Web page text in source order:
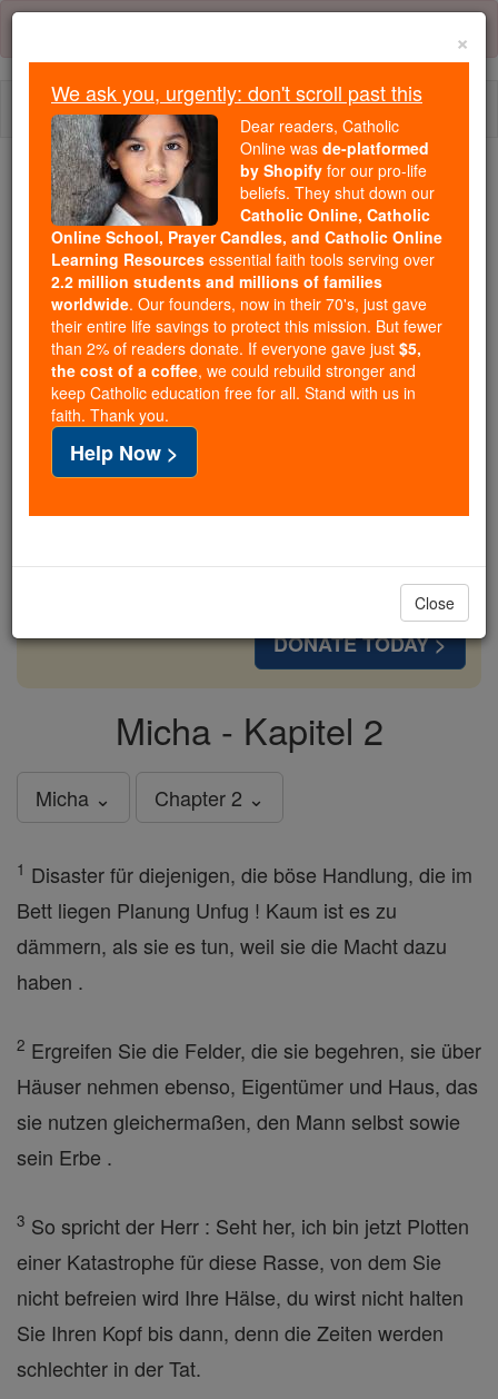
Skip
content
Because of You, 2.2 Million
Students Are Being Formed in the
Faith
Because of generous supporters like you,
Catholic Online School has already delivered
free, faithful Catholic education to over 2.2
million students across 193 countries. In an age
of noise and algorithms, you are helping form
souls with truth, prayer, Scripture, and Christ.
If everyone who reads this gave just $5 — the
free for all. Be Courageous. Be Catholic. Stand
DONATE TODAY >
Micha - Kapitel 2
Micha ⌄ Chapter 2 ⌄
1 Disaster für diejenigen, die böse Handlung, die im
Bett liegen Planung Unfug ! Kaum ist es zu
dämmern, als sie es tun, weil sie die Macht dazu
haben .
2 Ergreifen Sie die Felder, die sie begehren, sie über
Häuser nehmen ebenso, Eigentümer und Haus, das
sie nutzen gleichermaßen, den Mann selbst sowie
sein Erbe .
3 So spricht der Herr : Seht her, ich bin jetzt Plotten
einer Katastrophe für diese Rasse, von dem Sie
nicht befreien wird Ihre Hälse, du wirst nicht halten
Sie Ihren Kopf bis dann, denn die Zeiten werden
schlechter in der Tat.
×
We ask you, urgently: don't scroll past this
Dear readers, Catholic
Online was de-platformed
by Shopify for our pro-life
beliefs. They shut down our
Catholic Online, Catholic
Online School, Prayer Candles, and Catholic Online
Learning Resources essential faith tools serving over
2.2 million students and millions of families
worldwide. Our founders, now in their 70's, just gave
their entire life savings to protect this mission. But fewer
than 2% of readers donate. If everyone gave just $5,
the cost of a coffee, we could rebuild stronger and
keep Catholic education free for all. Stand with us in
faith. Thank you.
Help Now >
Close